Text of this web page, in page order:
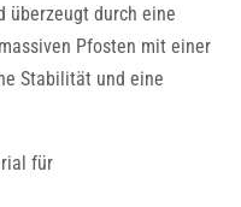
überzeugt durch eine
Pfosten mit einer
Stabilität und eine
für